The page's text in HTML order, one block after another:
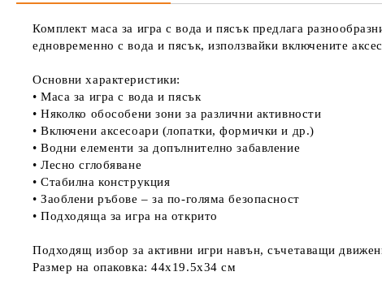
Комплект маса за игра с вода и пясък предлага
едновременно с вода и пясък, използвайки включените
Основни характеристики:
• Маса за игра с вода и пясък
• Няколко обособени зони за различни активности
• Включени аксесоари (лопатки, формички и др.)
• Водни елементи за допълнително забавление
• Лесно сглобяване
• Стабилна конструкция
• Заоблени ръбове – за по-голяма безопасност
• Подходяща за игра на открито
Подходящ избор за активни игри навън, съчетаващи
Размер на опаковка: 44x19.5x34 см